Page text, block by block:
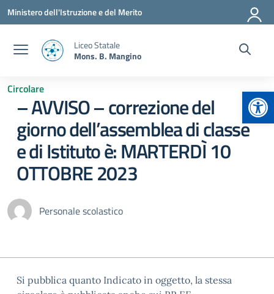
Vai ai contenuti
Vai al menu di navigazione
Vai al footer
Ministero dell'Istruzione e del Merito
Liceo Statale
Mons. B. Mangino
Circolare
– AVVISO – correzione del
giorno dell’assemblea di classe
e di Istituto è: MARTERDÌ 10
OTTOBRE 2023
Personale scolastico
Si pubblica quanto Indicato in oggetto, la stessa